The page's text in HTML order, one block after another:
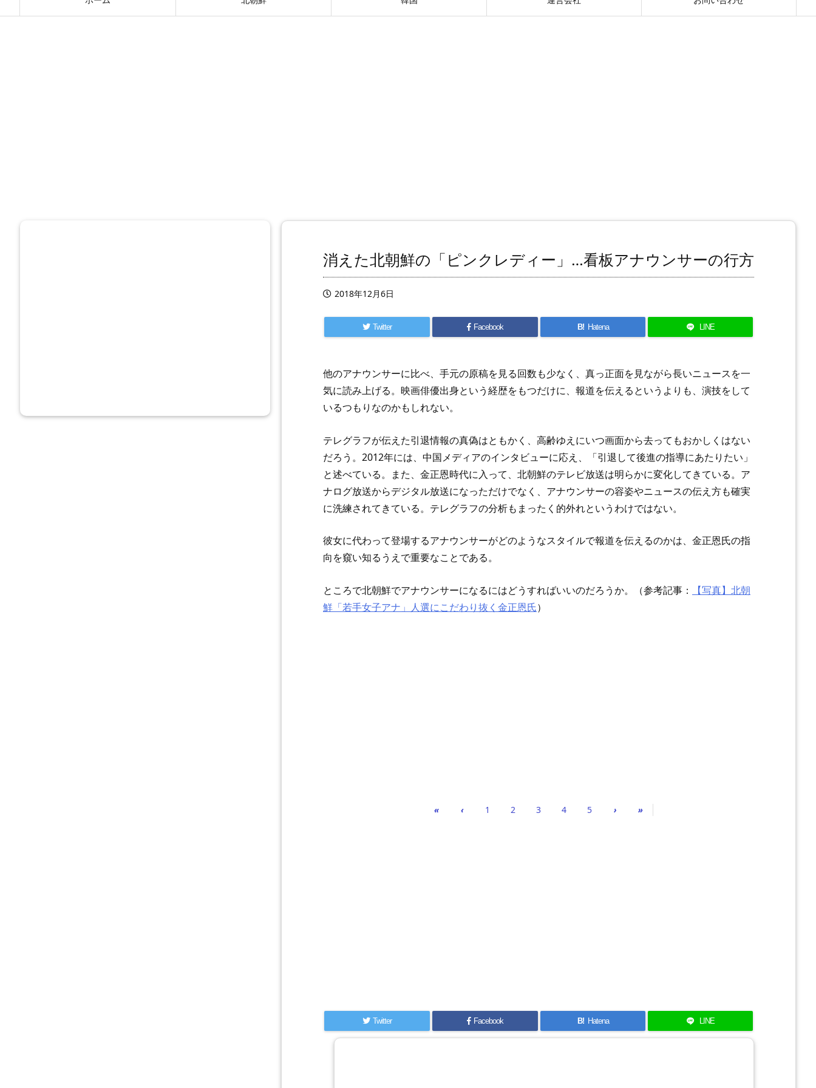
消えた北朝鮮の「ピンクレディー」…看板アナウンサーの行方
2018年12月6日
Twitter Facebook B! Hatena LINE
他のアナウンサーに比べ、手元の原稿を見る回数も少なく、真っ正面を見ながら長いニュースを一
気に読み上げる。映画俳優出身という経歴をもつだけに、報道を伝えるというよりも、演技をして
いるつもりなのかもしれない。
テレグラフが伝えた引退情報の真偽はともかく、高齢ゆえにいつ画面から去ってもおかしくはない
だろう。2012年には、中国メディアのインタビューに応え、「引退して後進の指導にあたりたい」
と述べている。また、金正恩時代に入って、北朝鮮のテレビ放送は明らかに変化してきている。ア
ナログ放送からデジタル放送になっただけでなく、アナウンサーの容姿やニュースの伝え方も確実
に洗練されてきている。テレグラフの分析もまったく的外れというわけではない。
彼女に代わって登場するアナウンサーがどのようなスタイルで報道を伝えるのかは、金正恩氏の指
向を窺い知るうえで重要なことである。
ところで北朝鮮でアナウンサーになるにはどうすればいいのだろうか。 （参考記事：
【写真】北朝
鮮「若手女子アナ」人選にこだわり抜く金正恩氏）
« ‹ 1 2 3 4 5 › »
Twitter Facebook B! Hatena LINE